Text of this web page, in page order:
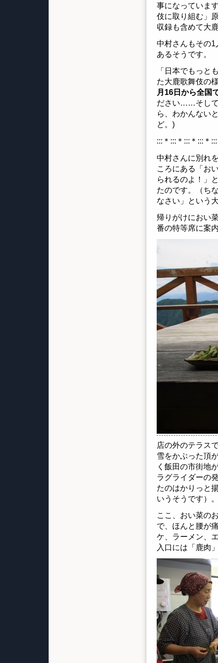
事になっていま
伎に取り組む」
収録も含めて大
中村さんもその
あるそうです。
「日本でもっと
た大鹿歌舞伎の
月16日から全国
ださい……そして
ら、わかんない
ど。)
:::＊:::＊:::＊:::＊
中村さんに別れ
ころにある「お
られるのよ！」
たのです。（ち
なさい」という
帰りがけにおい
番の特等席に案
店の外のテラス
雪をかぶった頂
く飯田の市街地
ラグライダーの
たのはかりっと
いうそうです）
ここ、おい菜の
で、ほんと腰が
ケ、ラーメン、
入口には「鹿肉